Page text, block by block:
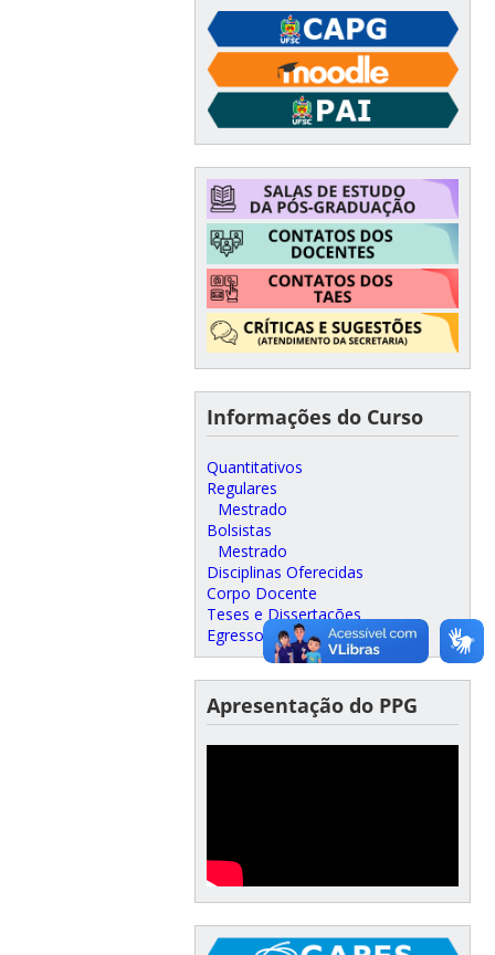
Informações do Curso
Quantitativos
Regulares
Mestrado
Bolsistas
Mestrado
Disciplinas Oferecidas
Corpo Docente
Teses e Dissertações
Egressos
Apresentação do PPG